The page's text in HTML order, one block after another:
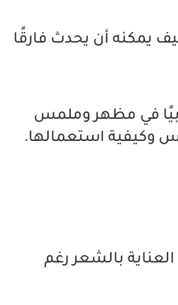
يمكنه أن يحدث فارقًا
في مظهر وملمس
وكيفية استعمالها.
بالشعر رغم